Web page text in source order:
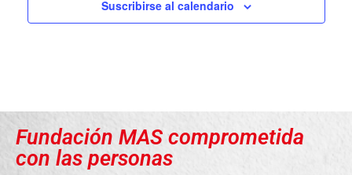
Suscribirse al calendario
Fundación MAS comprometida
con las personas